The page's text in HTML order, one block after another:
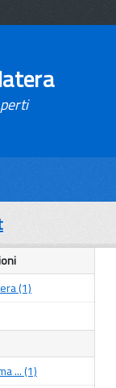
(1)
... (1)